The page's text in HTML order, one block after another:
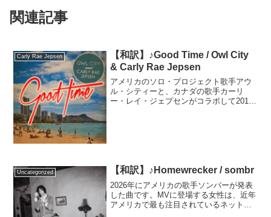
関連記事
Carly Rae Jepsen
【和訳】♪Good Time / Owl City
& Carly Rae Jepsen
アメリカのソロ・プロジェクト歌手アウ
ル・シティーと、カナダの歌手カーリ
ー・レイ・ジェプセンがコラボして2012
Uncategorized 【和訳】♪Homewrecker / sombr
2026年にアメリカの歌手ソンバーが発表
した曲です。MVに登場する女性は、近年
アメリカで最も注目されているネット・